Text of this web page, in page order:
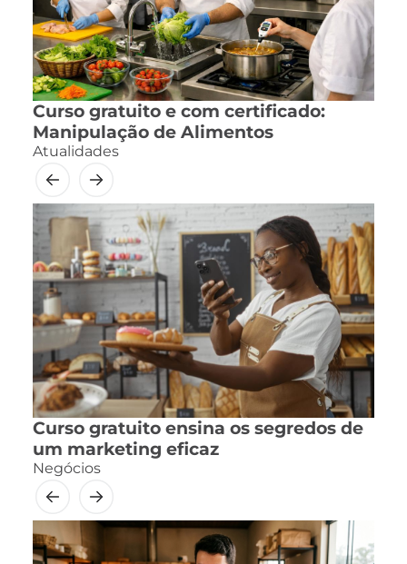
Curso gratuito e com certificado:
Manipulação de Alimentos
Atualidades
Curso gratuito ensina os segredos de
um marketing eficaz
Negócios